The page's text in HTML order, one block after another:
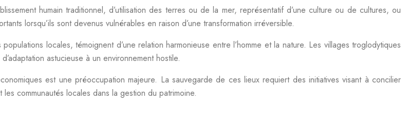
humain traditionnel, d’utilisation des terres ou de la mer, représentatif d’une culture ou de cultures, ou
lorsqu’ils sont devenus vulnérables en raison d’une transformation irréversible.
locales, témoignent d’une relation harmonieuse entre l’homme et la nature. Les villages troglodytiques
astucieuse à un environnement hostile.
est une préoccupation majeure. La sauvegarde de ces lieux requiert des initiatives visant à concilier
communautés locales dans la gestion du patrimoine.